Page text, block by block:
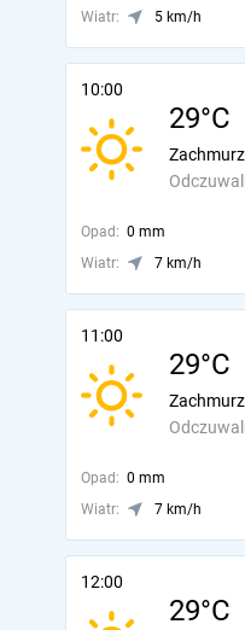
Wiatr:
5 km/h
10:00
29°C
Opad: 0 mm
Wiatr:
7 km/h
11:00
29°C
Opad: 0 mm
Wiatr:
7 km/h
12:00
29°C